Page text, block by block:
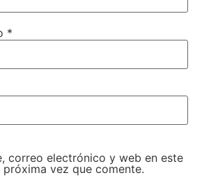
*
correo electrónico y web en este
vez que comente.